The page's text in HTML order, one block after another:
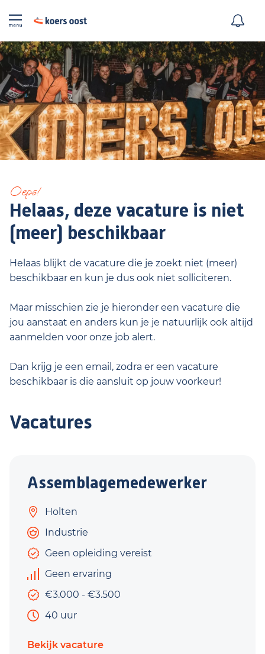
Oeps!
Helaas, deze vacature is niet
(meer) beschikbaar
Helaas blijkt de vacature die je zoekt niet (meer)
beschikbaar en kun je dus ook niet solliciteren.
Maar misschien zie je hieronder een vacature die
jou aanstaat en anders kun je je natuurlijk ook altijd
aanmelden voor onze job alert.
Dan krijg je een email, zodra er een vacature
beschikbaar is die aansluit op jouw voorkeur!
Vacatures
Assemblagemedewerker
Holten
Industrie
Geen opleiding vereist
Geen ervaring
€3.000 - €3.500
40 uur
Bekijk vacature